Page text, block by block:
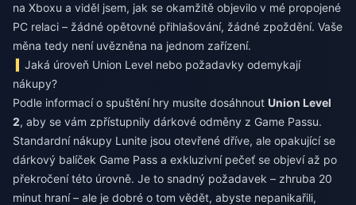
na Xboxu a viděl jsem, jak se okamžitě objevilo v mé propojené
PC relaci – žádné opětovné přihlašování, žádné zpoždění. Vaše
měna tedy není uvězněna na jednom zařízení.
Jaká úroveň Union Level nebo požadavky odemykají
nákupy?
Podle informací o spuštění hry musíte dosáhnout Union Level
2, aby se vám zpřístupnily dárkové odměny z Game Passu.
Standardní nákupy Lunite jsou otevřené dříve, ale opakující se
dárkový balíček Game Pass a exkluzivní pečeť se objeví až po
překročení této úrovně. Je to snadný požadavek – zhruba 20
minut hraní – ale je dobré o tom vědět, abyste nepanikařili,